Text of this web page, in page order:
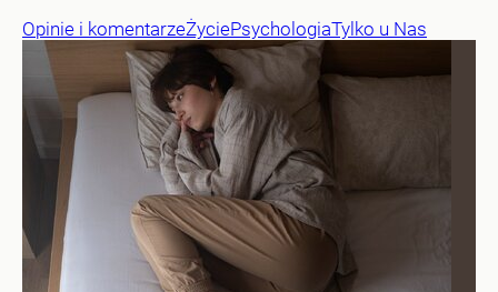
Opinie i komentarzeŻyciePsychologiaTylko u Nas